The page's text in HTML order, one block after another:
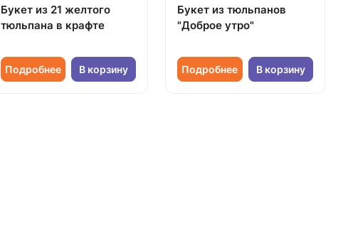
Букет из 21 желтого
тюльпана в крафте
Подробнее В корзину
Букет из тюльпанов
"Доброе утро"
Подробнее В корзину